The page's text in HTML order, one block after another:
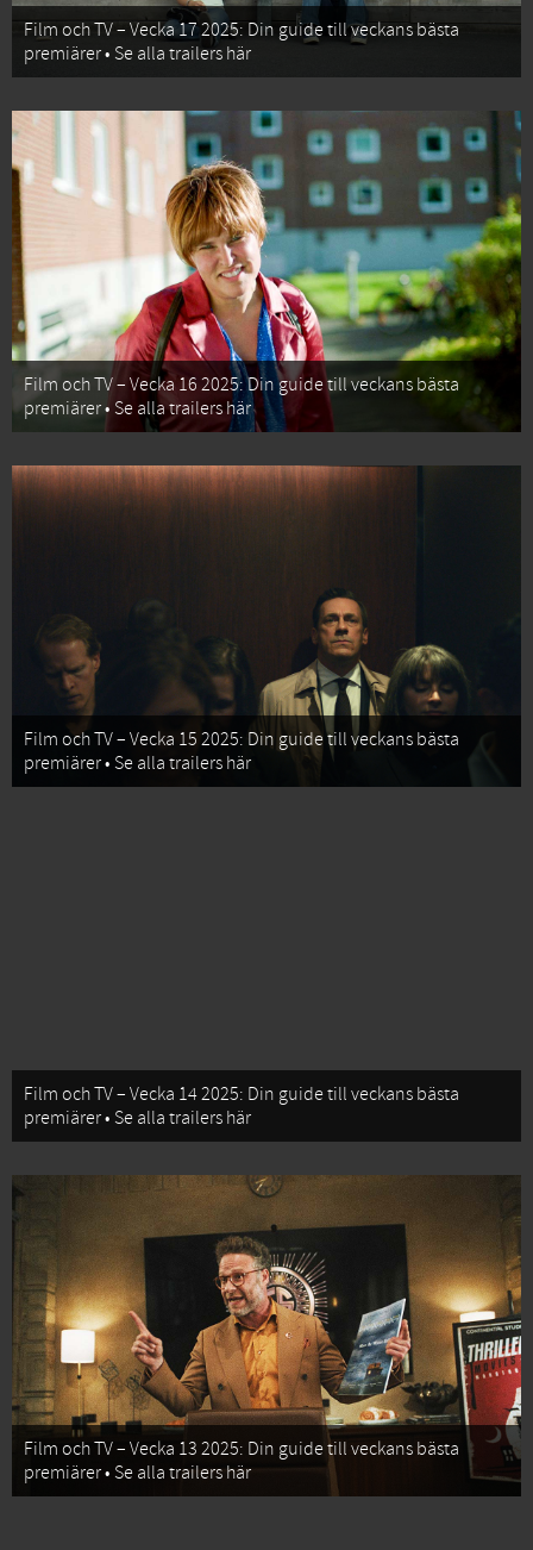
Film och TV – Vecka 17 2025: Din guide till veckans bästa
premiärer • Se alla trailers här
Film och TV – Vecka 16 2025: Din guide till veckans bästa
premiärer • Se alla trailers här
Film och TV – Vecka 15 2025: Din guide till veckans bästa
premiärer • Se alla trailers här
Film och TV – Vecka 14 2025: Din guide till veckans bästa
premiärer • Se alla trailers här
Film och TV – Vecka 13 2025: Din guide till veckans bästa
premiärer • Se alla trailers här